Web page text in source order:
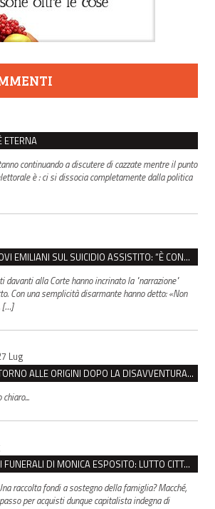
ETERNA
continuando a discutere di cazzate mentre il punto
è : ci si dissocia completamente dalla politica
AFFONDO DEI VESCOVI EMILIANI SUL SUICIDIO ASSISTITO: “È CONTRO IL VALORE DELLA PERSONA”
davanti alla Corte hanno incrinato la "narrazione"
Con una semplicità disarmante hanno detto: «Non
[…]
Lug
PARK ZUCCHI E IL RITORNO ALLE ORIGINI DOPO LA DISAVVENTURA CON REGGIO EMILIA PARCHEGGI
MARTEDÌ 28 LUGLIO I FUNERALI DI MONICA ESPOSITO: LUTTO CITTADINO A MODENA E NONANTOLA
raccolta fondi a sostegno della famiglia? Macché,
per acquisti dunque capitalista indegna di